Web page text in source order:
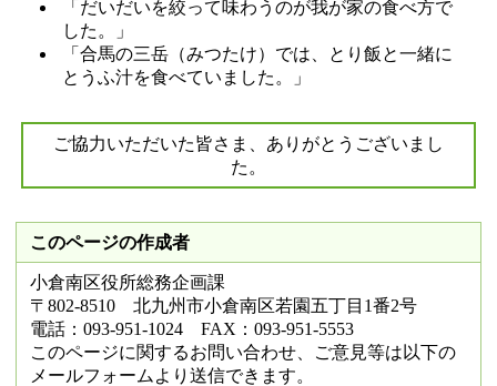
「だいだいを絞って味わうのが我が家の食べ方で
した。」
「合馬の三岳（みつたけ）では、とり飯と一緒に
とうふ汁を食べていました。」
ご協力いただいた皆さま、ありがとうございまし
た。
このページの作成者
小倉南区役所総務企画課
〒802-8510 北九州市小倉南区若園五丁目1番2号
電話：093-951-1024 FAX：093-951-5553
このページに関するお問い合わせ、ご意見等は以下の
メールフォームより送信できます。